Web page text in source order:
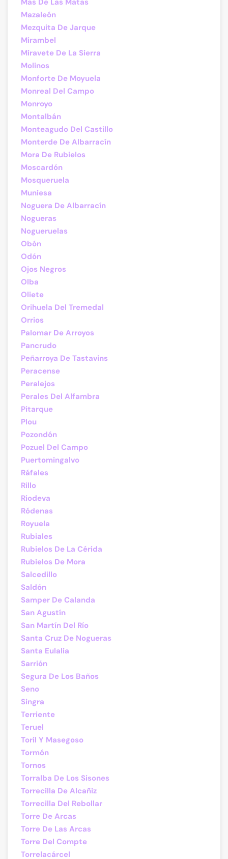
Mas De Las Matas
Mazaleón
Mezquita De Jarque
Mirambel
Miravete De La Sierra
Molinos
Monforte De Moyuela
Monreal Del Campo
Monroyo
Montalbán
Monteagudo Del Castillo
Monterde De Albarracín
Mora De Rubielos
Moscardón
Mosqueruela
Muniesa
Noguera De Albarracín
Nogueras
Nogueruelas
Obón
Odón
Ojos Negros
Olba
Oliete
Orihuela Del Tremedal
Orrios
Palomar De Arroyos
Pancrudo
Peñarroya De Tastavins
Peracense
Peralejos
Perales Del Alfambra
Pitarque
Plou
Pozondón
Pozuel Del Campo
Puertomingalvo
Ráfales
Rillo
Riodeva
Ródenas
Royuela
Rubiales
Rubielos De La Cérida
Rubielos De Mora
Salcedillo
Saldón
Samper De Calanda
San Agustín
San Martín Del Río
Santa Cruz De Nogueras
Santa Eulalia
Sarrión
Segura De Los Baños
Seno
Singra
Terriente
Teruel
Toril Y Masegoso
Tormón
Tornos
Torralba De Los Sisones
Torrecilla De Alcañiz
Torrecilla Del Rebollar
Torre De Arcas
Torre De Las Arcas
Torre Del Compte
Torrelacárcel